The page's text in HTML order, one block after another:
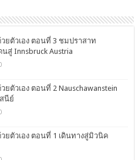
ยตัวเอง ตอนที่ 3 ชมปราสาท
สู่ Innsbruck Austria
ยตัวเอง ตอนที่ 2 Nauschawanstein
นีย์
ยตัวเอง ตอนที่ 1 เดินทางสู่มิวนิค